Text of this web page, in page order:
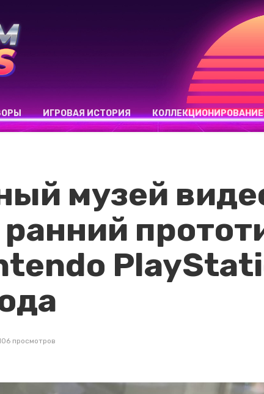
ИГРОВАЯ ИСТОРИЯ КОЛЛЕКЦИОНИРОВАНИЕ
музей
просмотров